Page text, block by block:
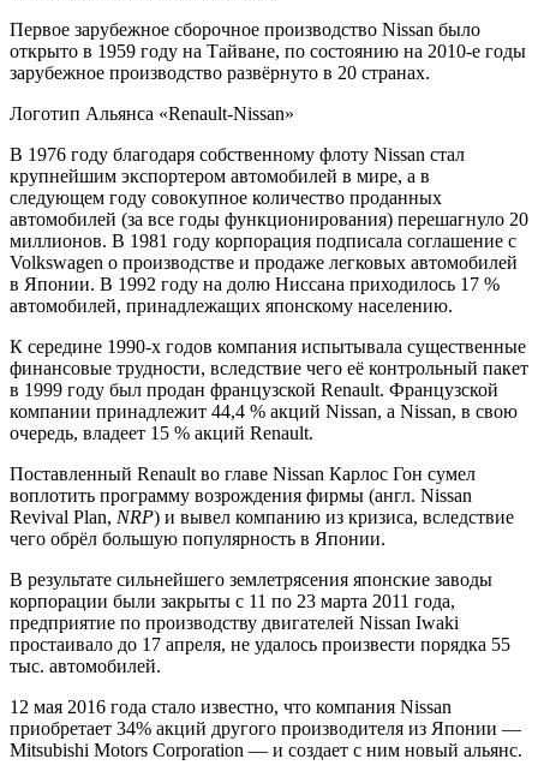
Первое зарубежное сборочное производство Nissan было
открыто в 1959 году на Тайване, по состоянию на 2010-е годы
зарубежное производство развёрнуто в 20 странах.
Логотип Альянса «Renault-Nissan»
В 1976 году благодаря собственному флоту Nissan стал
крупнейшим экспортером автомобилей в мире, а в
следующем году совокупное количество проданных
автомобилей (за все годы функционирования) перешагнуло 20
миллионов. В 1981 году корпорация подписала соглашение с
Volkswagen о производстве и продаже легковых автомобилей
в Японии. В 1992 году на долю Ниссана приходилось 17 %
автомобилей, принадлежащих японскому населению.
К середине 1990-х годов компания испытывала существенные
финансовые трудности, вследствие чего её контрольный пакет
в 1999 году был продан французской Renault. Французской
компании принадлежит 44,4 % акций Nissan, а Nissan, в свою
очередь, владеет 15 % акций Renault.
Поставленный Renault во главе Nissan Карлос Гон сумел
воплотить программу возрождения фирмы (англ. Nissan
Revival Plan, NRP) и вывел компанию из кризиса, вследствие
чего обрёл большую популярность в Японии.
В результате сильнейшего землетрясения японские заводы
корпорации были закрыты с 11 по 23 марта 2011 года,
предприятие по производству двигателей Nissan Iwaki
простаивало до 17 апреля, не удалось произвести порядка 55
тыс. автомобилей.
12 мая 2016 года стало известно, что компания Nissan
приобретает 34% акций другого производителя из Японии —
Mitsubishi Motors Corporation — и создает с ним новый альянс.